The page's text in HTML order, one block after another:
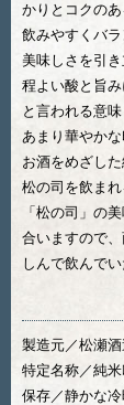
かりとコクのあ
飲みやすくバ
美味しさを引き
程よい酸と旨
と言われる意
あまり華やか
お酒をめざした
松の司を飲ま
「松の司」の
合いますので
しんで飲んで
製造元／松瀬酒
特定名称／純米
保存／静かな